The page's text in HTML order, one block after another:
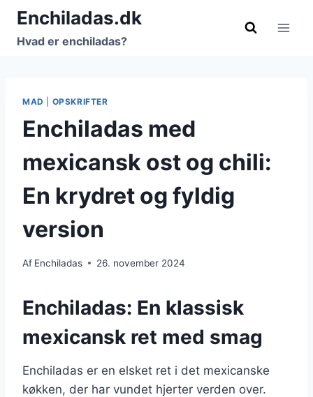
Fortsæt
indhold
Enchiladas.dk
Hvad er enchiladas?
MAD OPSKRIFTER
Enchiladas med
mexicansk ost og chili:
En krydret og fyldig
version
Af Enchiladas 26. november 2024
Enchiladas: En klassisk
mexicansk ret med smag
Enchiladas er en elsket ret i det mexicanske
køkken, der har vundet hjerter verden over.